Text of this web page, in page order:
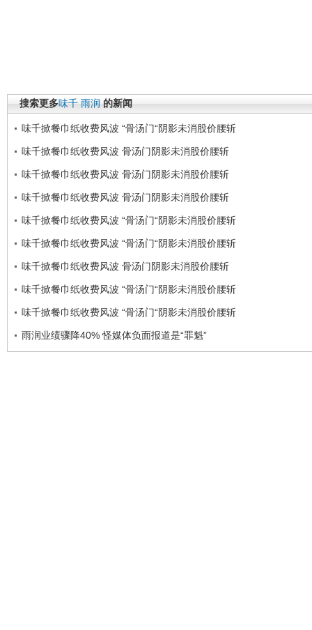
搜索更多味千 雨润 的新闻
味千掀餐巾纸收费风波 “骨汤门“阴影未消股价腰斩
味千掀餐巾纸收费风波 骨汤门阴影未消股价腰斩
味千掀餐巾纸收费风波 骨汤门阴影未消股价腰斩
味千掀餐巾纸收费风波 骨汤门阴影未消股价腰斩
味千掀餐巾纸收费风波 “骨汤门“阴影未消股价腰斩
味千掀餐巾纸收费风波 “骨汤门“阴影未消股价腰斩
味千掀餐巾纸收费风波 骨汤门阴影未消股价腰斩
味千掀餐巾纸收费风波 “骨汤门“阴影未消股价腰斩
味千掀餐巾纸收费风波 “骨汤门“阴影未消股价腰斩
雨润业绩骤降40% 怪媒体负面报道是“罪魁”